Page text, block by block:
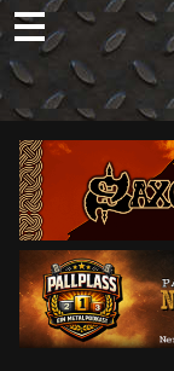
Skip
to
content
Søk